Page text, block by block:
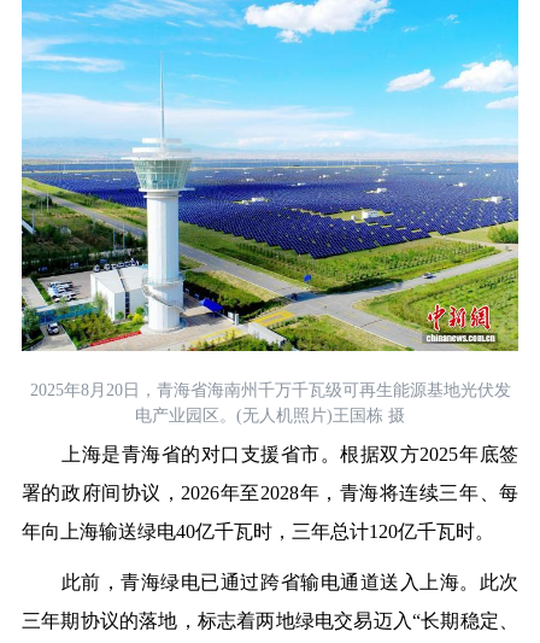
2025年8月20日，青海省海南州千万千瓦级可再生能源基地光伏发
电产业园区。(无人机照片)王国栋 摄
上海是青海省的对口支援省市。根据双方2025年底签
署的政府间协议，2026年至2028年，青海将连续三年、每
年向上海输送绿电40亿千瓦时，三年总计120亿千瓦时。
此前，青海绿电已通过跨省输电通道送入上海。此次
三年期协议的落地，标志着两地绿电交易迈入“长期稳定、